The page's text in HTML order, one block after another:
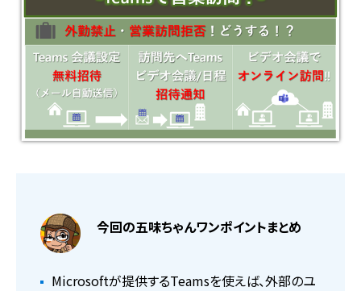
今回の五味ちゃんワンポイントまとめ
Microsoftが提供するTeamsを使えば、外部のユ